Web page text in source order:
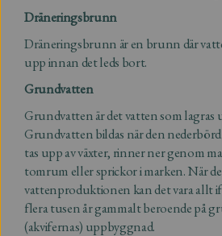
Dräneringsbrunn
Dräneringsbrunn är en brunn där
upp innan det leds bort.
Grundvatten
Grundvatten är det vatten som lagras
Grundvatten bildas när den
tas upp av växter, rinner ner genom
tomrum eller sprickor i marken. När
vattenproduktionen kan det vara allt
flera tusen år gammalt beroende på
(akvifernas) uppbyggnad.